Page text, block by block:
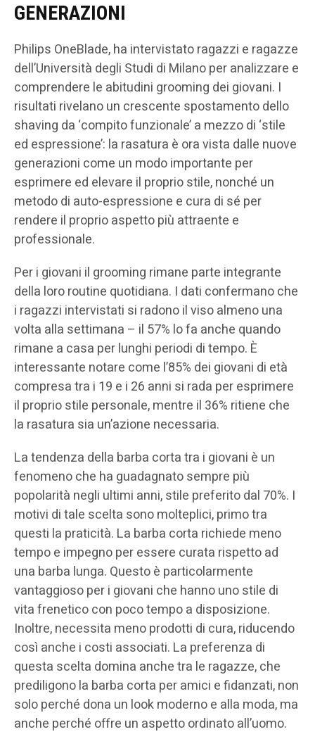
GENERAZIONI
Philips OneBlade, ha intervistato ragazzi e ragazze
dell’Università degli Studi di Milano per analizzare e
comprendere le abitudini grooming dei giovani. I
risultati rivelano un crescente spostamento dello
shaving da ‘compito funzionale’ a mezzo di ‘stile
ed espressione’: la rasatura è ora vista dalle nuove
generazioni come un modo importante per
esprimere ed elevare il proprio stile, nonché un
metodo di auto-espressione e cura di sé per
rendere il proprio aspetto più attraente e
professionale.
Per i giovani il grooming rimane parte integrante
della loro routine quotidiana. I dati confermano che
i ragazzi intervistati si radono il viso almeno una
volta alla settimana – il 57% lo fa anche quando
rimane a casa per lunghi periodi di tempo. È
interessante notare come l’85% dei giovani di età
compresa tra i 19 e i 26 anni si rada per esprimere
il proprio stile personale, mentre il 36% ritiene che
la rasatura sia un’azione necessaria.
La tendenza della barba corta tra i giovani è un
fenomeno che ha guadagnato sempre più
popolarità negli ultimi anni, stile preferito dal 70%. I
motivi di tale scelta sono molteplici, primo tra
questi la praticità. La barba corta richiede meno
tempo e impegno per essere curata rispetto ad
una barba lunga. Questo è particolarmente
vantaggioso per i giovani che hanno uno stile di
vita frenetico con poco tempo a disposizione.
Inoltre, necessita meno prodotti di cura, riducendo
così anche i costi associati. La preferenza di
questa scelta domina anche tra le ragazze, che
prediligono la barba corta per amici e fidanzati, non
solo perché dona un look moderno e alla moda, ma
anche perché offre un aspetto ordinato all’uomo.